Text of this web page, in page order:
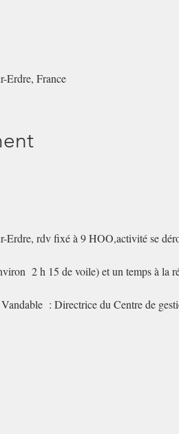
Erdre, France
Erdre, rdv fixé à 9 HOO,activité se
2 h 15 de voile) et un temps à la
: Directrice du Centre de